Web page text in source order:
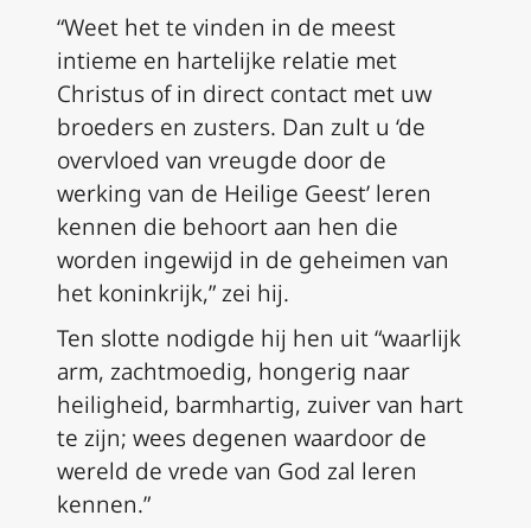
“Weet het te vinden in de meest
intieme en hartelijke relatie met
Christus of in direct contact met uw
broeders en zusters. Dan zult u ‘de
overvloed van vreugde door de
werking van de Heilige Geest’ leren
kennen die behoort aan hen die
worden ingewijd in de geheimen van
het koninkrijk,” zei hij.
Ten slotte nodigde hij hen uit “waarlijk
arm, zachtmoedig, hongerig naar
heiligheid, barmhartig, zuiver van hart
te zijn; wees degenen waardoor de
wereld de vrede van God zal leren
kennen.”